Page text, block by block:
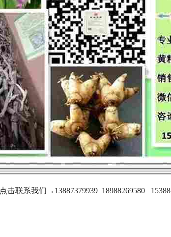
点击联系我们→13887379939 18988269580